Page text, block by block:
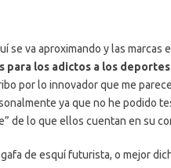
se va aproximando y las marcas
para los adictos a los
por lo innovador que me
ya que no he podido
de lo que ellos cuentan en su
de esquí futurista, o mejor